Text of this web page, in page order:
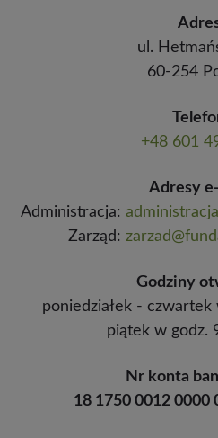
ul.
60-254
+48 601
Adresy
Administracja:
Zarząd:
Godziny
poniedziałek -
piątek w godz.
Nr konta
18 1750 0012 0000